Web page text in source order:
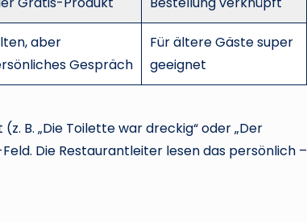
aber
Gespräch
Für ältere Gäste super
geeignet
(z. B. „Die Toilette war dreckig“ oder „Der
Die Restaurantleiter lesen das persönlich –